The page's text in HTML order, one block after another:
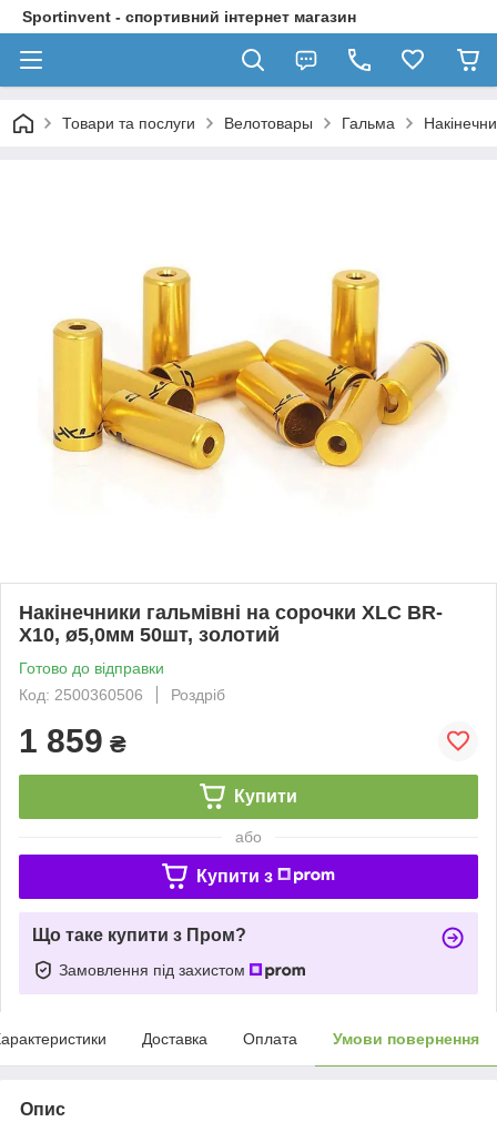
Sportinvent - спортивний інтернет магазин
Товари та послуги Велотовары Гальма
Накінечники гальмівні на сорочки XLC BR-
X10, ø5,0мм 50шт, золотий
Готово до відправки
Код: 2500360506
Роздріб
1 859 ₴
Купити
або
Купити з
Що таке купити з Пром?
Замовлення під захистом
Доставка Оплата Умови повернення
Опис